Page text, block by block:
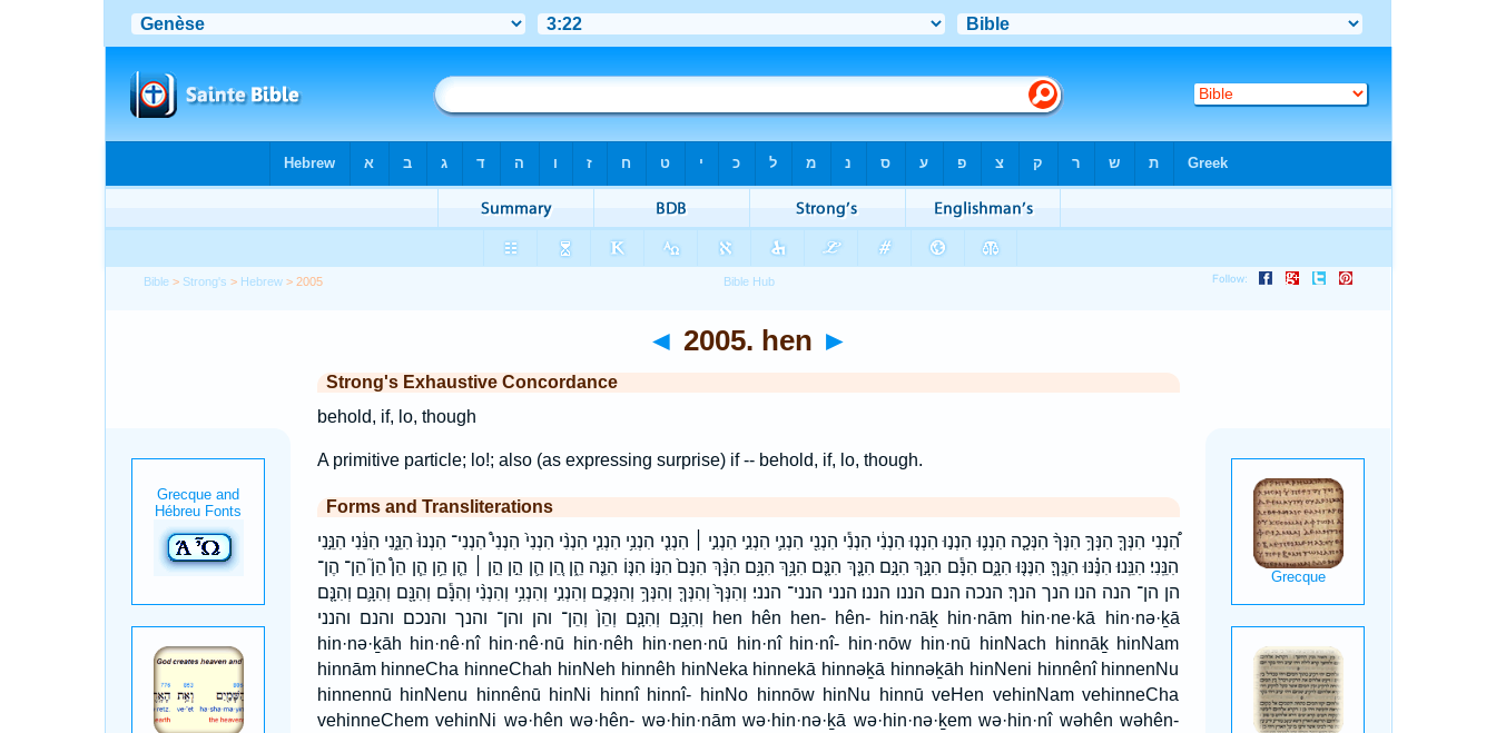
Bible > Strong's > Hebrew > 2005
◄ 2005. hen ►
Strong's Exhaustive Concordance
behold, if, lo, though
A primitive particle; lo!; also (as expressing surprise) if -- behold, if, lo, though.
Forms and Transliterations
הִ֠נְנִי הִנְּךָ֤ הִנְּךָ֥ הִנְּךָ֨ הִנְּכָ֤ה הִנְנ֛וּ הִנְנ֣וּ הִנְנ֤וּ הִנְנִ֔י הִנְנִ֕י הִנְנִ֖י הִנְנִ֛י הִנְנִ֣י הִנְנִ֣י ׀ הִנְנִ֤י הִנְנִ֥י הִנְנִ֧י הִנְנִ֨י הִנְנִי֙ הִנְנִי֩ הִנְנִי־ הִנְנוּ֙ הִנֵּ֑נִי הִנֵּ֔נִי הִנֵּ֣נִי
הִנֵּֽנִי׃ הִנֵּֽנוּ׃ הִנֶּ֗נּוּ הִנֶּֽךָּ׃ הִנֶּנּ֤וּ הִנָּ֑ם הִנָּ֕ם הִנָּ֣ךְ הִנָּ֣ם הִנָּ֤ךְ הִנָּ֤ם הִנָּ֥ךְ הִנָּ֥ם הִנָּ֨ךְ הִנָּם֙ הִנּ֣וֹ הִנּ֤וֹ הִנֵּ֤ה הֵ֑ן הֵ֚ן הֵ֛ן הֵ֣ן הֵ֣ן ׀ הֵ֤ן הֵ֥ן הֵ֧ן הֵן֩ הֵן֮ הֵן־ הֶן־
הן הן־ הנה הנו הנך הנך׃ הנכה הנם הננו הננו׃ הנני הנני־ הנני׃ וְהִנְּךָ֙ וְהִנְּךָ֤ וְהִנְּךָ֥ וְהִנְּכֶ֣ם וְהִנְנִ֣י וְהִנְנִ֥י וְהִנְנִ֨י וְהִנָּ֕ם וְהִנָּ֖ם וְהִנָּ֛ם וְהִנָּ֤ם
וְהִנָּ֥ם וְהִנָּ֧ם וְהֵן֙ וְהֵן־ והן והן־ והנך והנכם והנם והנני hen hên hen- hên- hin·nāḵ hin·nām hin·ne·kā hin·nə·ḵā
hin·nə·ḵāh hin·nê·nî hin·nê·nū hin·nêh hin·nen·nū hin·nî hin·nî- hin·nōw hin·nū hinNach hinnāḵ hinNam
hinnām hinneCha hinneChah hinNeh hinnêh hinNeka hinnekā hinnəḵā hinnəḵāh hinNeni hinnênî hinnenNu
hinnennū hinNenu hinnênū hinNi hinnî hinnî- hinNo hinnōw hinNu hinnū veHen vehinNam vehinneCha
vehinneChem vehinNi wə·hên wə·hên- wə·hin·nām wə·hin·nə·ḵā wə·hin·nə·ḵem wə·hin·nî wəhên wəhên-